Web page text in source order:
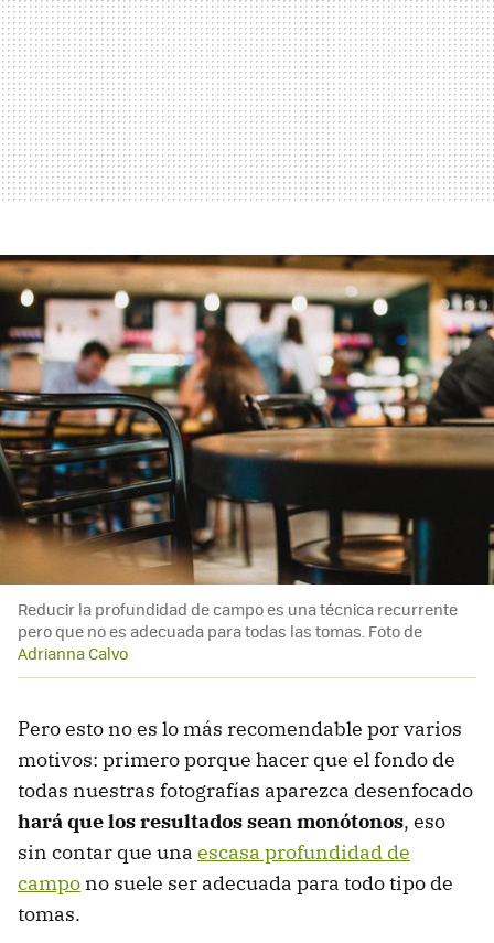
Reducir la profundidad de campo es una técnica recurrente
pero que no es adecuada para todas las tomas. Foto de
Adrianna Calvo
Pero esto no es lo más recomendable por varios
motivos: primero porque hacer que el fondo de
todas nuestras fotografías aparezca desenfocado
hará que los resultados sean monótonos, eso
sin contar que una escasa profundidad de
campo no suele ser adecuada para todo tipo de
tomas.